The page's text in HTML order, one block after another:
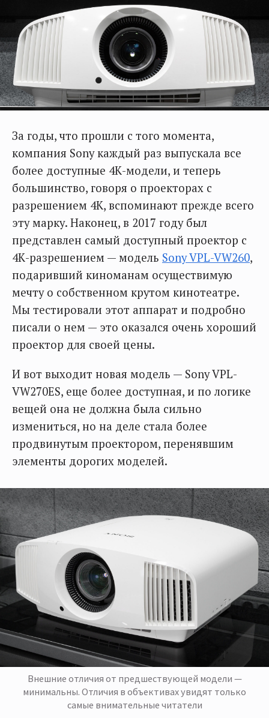
За годы, что прошли с того момента,
компания Sony каждый раз выпускала все
более доступные 4К-модели, и теперь
большинство, говоря о проекторах с
разрешением 4К, вспоминают прежде всего
эту марку. Наконец, в 2017 году был
представлен самый доступный проектор с
4К-разрешением — модель Sony VPL-VW260,
подаривший киноманам осуществимую
мечту о собственном крутом кинотеатре.
Мы тестировали этот аппарат и подробно
писали о нем — это оказался очень хороший
проектор для своей цены.
И вот выходит новая модель — Sony VPL-
VW270ES, еще более доступная, и по логике
вещей она не должна была сильно
измениться, но на деле стала более
продвинутым проектором, перенявшим
элементы дорогих моделей.
Внешние отличия от предшествующей модели —
минимальны. Отличия в объективах увидят только
самые внимательные читатели